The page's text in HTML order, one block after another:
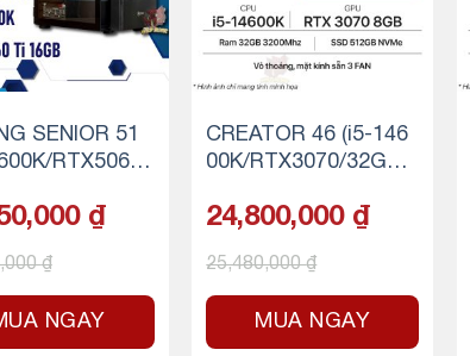
SENIOR 51
RTX5060
SSD NVMe)
₫
₫
NGAY
CREATOR 46 (i5-146
00K/RTX3070/32GB
Me)
24,800,000 ₫
25,480,000₫
MUA NGAY